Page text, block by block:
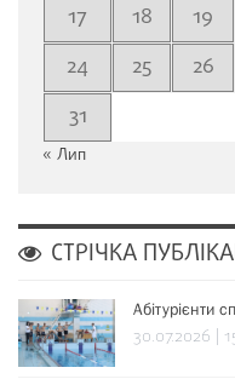
17
18 19
24
25 26
31
« Лип
СТРІЧКА
Абітурієнти
30.07.2026 |